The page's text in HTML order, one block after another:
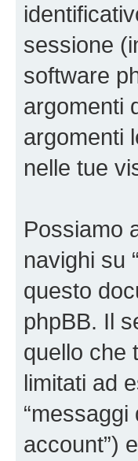
sessione
software
argomenti
argomenti
nelle tue
Possiamo
navighi su
questo
phpBB. Il
quello che
limitati ad
“messaggi
account”)